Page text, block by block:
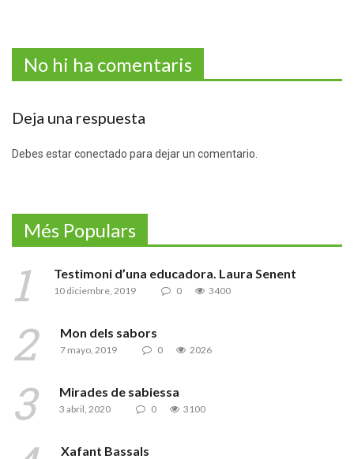
No hi ha comentaris
Deja una respuesta
Debes estar conectado para dejar un comentario.
Més Populars
Testimoni d’una educadora. Laura Senent
10 diciembre, 2019 0 3400
Mon dels sabors
7 mayo, 2019 0 2026
Mirades de sabiessa
3 abril, 2020 0 3100
Xafant Bassals